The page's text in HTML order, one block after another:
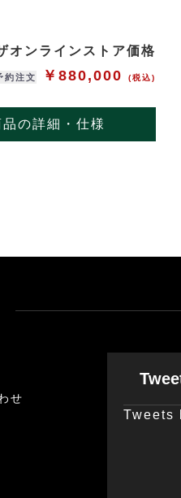
オンラインストア価格
約注文 ￥880,000(税込)
品の詳細・仕様
せ
Tweets